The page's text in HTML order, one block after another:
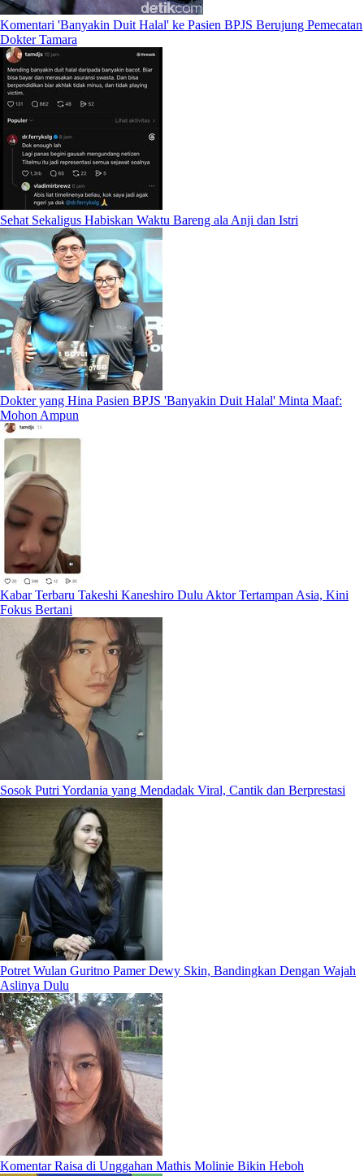
Komentari 'Banyakin Duit Halal' ke Pasien BPJS Berujung Pemecatan
Dokter Tamara
Sehat Sekaligus Habiskan Waktu Bareng ala Anji dan Istri
Dokter yang Hina Pasien BPJS 'Banyakin Duit Halal' Minta Maaf:
Mohon Ampun
Kabar Terbaru Takeshi Kaneshiro Dulu Aktor Tertampan Asia, Kini
Fokus Bertani
Sosok Putri Yordania yang Mendadak Viral, Cantik dan Berprestasi
Potret Wulan Guritno Pamer Dewy Skin, Bandingkan Dengan Wajah
Aslinya Dulu
Komentar Raisa di Unggahan Mathis Molinie Bikin Heboh